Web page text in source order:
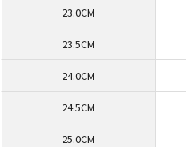
23.0CM
23.5CM
24.0CM
24.5CM
25.0CM